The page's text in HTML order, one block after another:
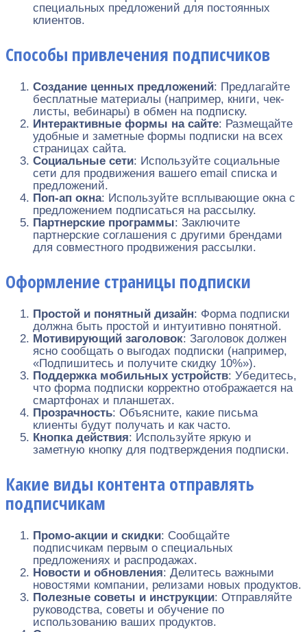
специальных предложений для постоянных
клиентов.
Способы привлечения подписчиков
Создание ценных предложений: Предлагайте
бесплатные материалы (например, книги, чек-
листы, вебинары) в обмен на подписку.
Интерактивные формы на сайте: Размещайте
удобные и заметные формы подписки на всех
страницах сайта.
Социальные сети: Используйте социальные
сети для продвижения вашего email списка и
предложений.
Поп-ап окна: Используйте всплывающие окна с
предложением подписаться на рассылку.
Партнерские программы: Заключите
партнерские соглашения с другими брендами
для совместного продвижения рассылки.
Оформление страницы подписки
Простой и понятный дизайн: Форма подписки
должна быть простой и интуитивно понятной.
Мотивирующий заголовок: Заголовок должен
ясно сообщать о выгодах подписки (например,
«Подпишитесь и получите скидку 10%»).
Поддержка мобильных устройств: Убедитесь,
что форма подписки корректно отображается на
смартфонах и планшетах.
Прозрачность: Объясните, какие письма
клиенты будут получать и как часто.
Кнопка действия: Используйте яркую и
заметную кнопку для подтверждения подписки.
Какие виды контента отправлять
подписчикам
Промо-акции и скидки: Сообщайте
подписчикам первым о специальных
предложениях и распродажах.
Новости и обновления: Делитесь важными
новостями компании, релизами новых продуктов.
Полезные советы и инструкции: Отправляйте
руководства, советы и обучение по
использованию ваших продуктов.